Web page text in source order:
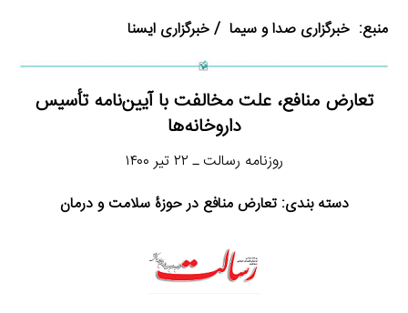
منبع:خبرگزاری صدا و سیما /خبرگزاری ایسنا
تعارض منافع، علت مخالفت با آیین‌نامه تأسیس
داروخانه‌ها
روزنامه رسالت ـ ۲۲ تیر ۱۴۰۰
دسته بندی: تعارض منافع در حوزۀ سلامت و درمان